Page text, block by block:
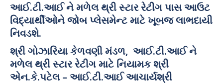
આઈ.ટી.આઈ ને મળેલ થ્રી સ્ટાર રેટીગ પાસ આઉટ
વિદ્યાર્થીઓને જોબ પ્લેસમેન્ટ માટે ખૂબજ લાભદાયી
નિવડશે.
શ્રી ગોઝારિયા કેળવણી મંડળ, આઈ.ટી.આઈ ને
મળેલ થ્રી સ્ટાર રેટીગ માટે નિયામક શ્રી
એન.કે.પટેલ – આઈ.ટી.આઈ આચાર્યશ્રી